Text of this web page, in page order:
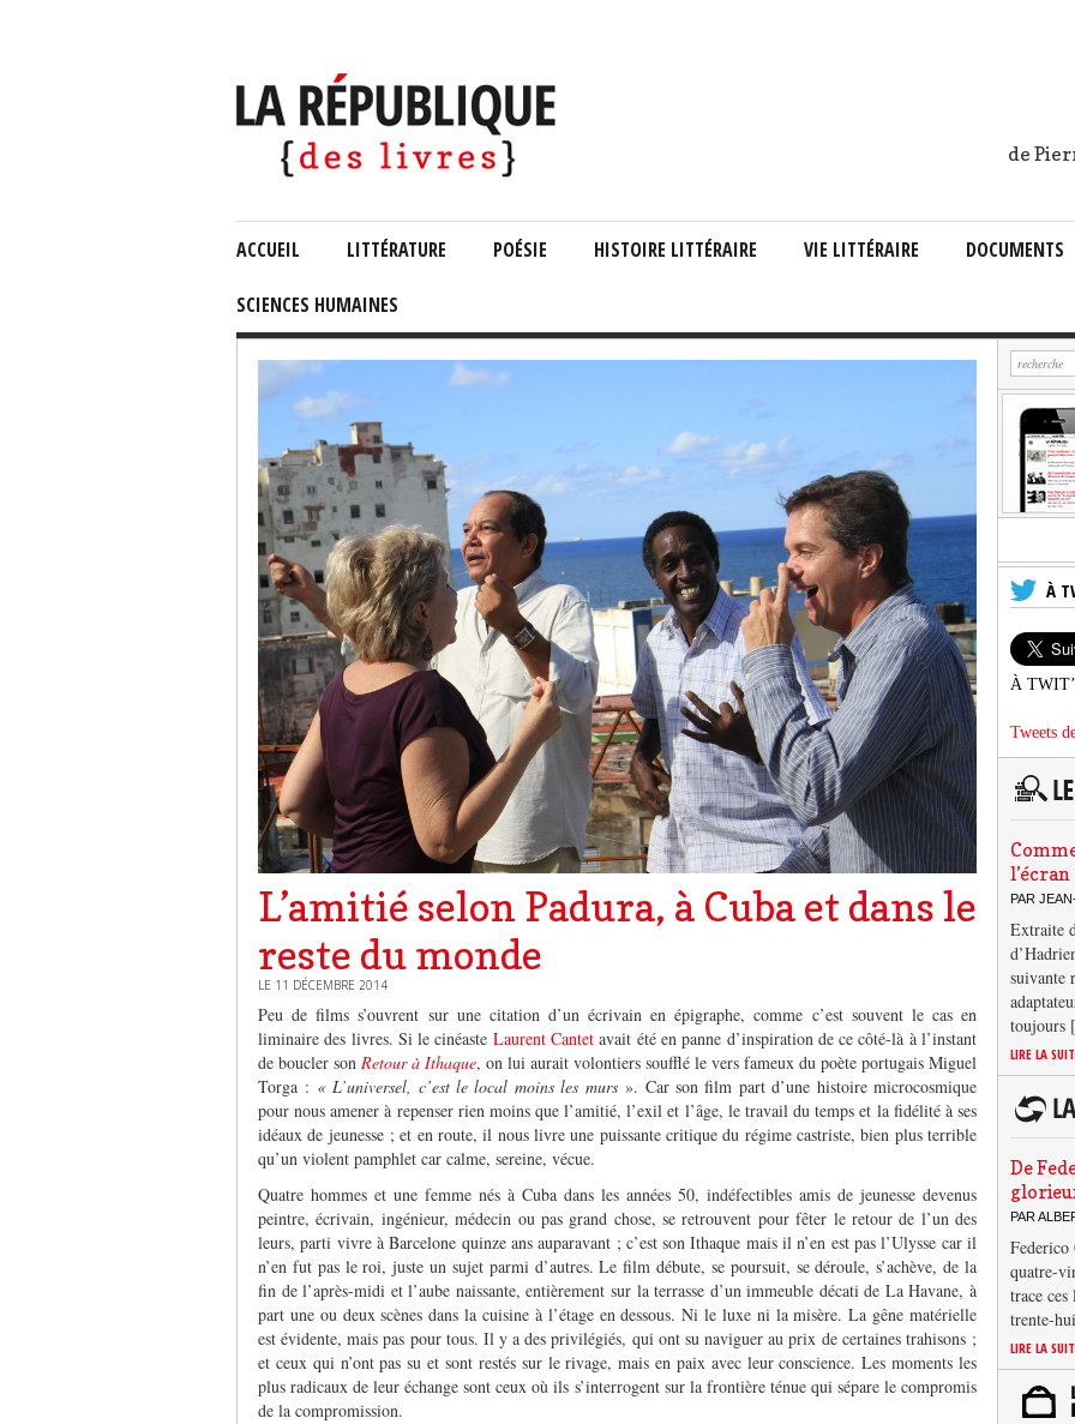
de
ACCUEIL LITTÉRATURE POÉSIE HISTOIRE LITTÉRAIRE VIE LITTÉRAIRE DOCUMENTS
SCIENCES HUMAINES
L’amitié selon Padura, à Cuba et dans le
reste du monde
LE 11 DÉCEMBRE 2014
Peu de films s’ouvrent sur une citation d’un écrivain en épigraphe, comme c’est souvent le cas en
liminaire des livres. Si le cinéaste Laurent Cantetavait été en panne d’inspiration de ce côté-là à l’instant
de boucler son Retour à Ithaque, on lui aurait volontiers soufflé le vers fameux du poète portugais Miguel
Torga : « L’universel, c’est le local moins les murs». Car son film part d’une histoire microcosmique
pour nous amener à repenser rien moins que l’amitié, l’exil et l’âge, le travail du temps et la fidélité à ses
idéaux de jeunesse ; et en route, il nous livre une puissante critique du régime castriste, bien plus terrible
qu’un violent pamphlet car calme, sereine, vécue.
Quatre hommes et une femme nés à Cuba dans les années 50, indéfectibles amis de jeunesse devenus
peintre, écrivain, ingénieur, médecin ou pas grand chose, se retrouvent pour fêter le retour de l’un des
leurs, parti vivre à Barcelone quinze ans auparavant ; c’est son Ithaque mais il n’en est pas l’Ulysse car il
n’en fut pas le roi, juste un sujet parmi d’autres. Le film débute, se poursuit, se déroule, s’achève, de la
fin de l’après-midi et l’aube naissante, entièrement sur la terrasse d’un immeuble décati de La Havane, à
part une ou deux scènes dans la cuisine à l’étage en dessous. Ni le luxe ni la misère. La gêne matérielle
est évidente, mais pas pour tous. Il y a des privilégiés, qui ont su naviguer au prix de certaines trahisons ;
et ceux qui n’ont pas su et sont restés sur le rivage, mais en paix avec leur conscience. Les moments les
plus radicaux de leur échange sont ceux où ils s’interrogent sur la frontière ténue qui sépare le compromis
de la compromission.
À
À
Tweets
l’écran
PAR
Extraite
suivante
LIRE LA
De
PAR
quatre-
trace
trente-
LIRE LA